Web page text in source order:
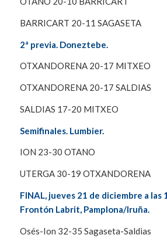
BARRICART 20-11 SAGASETA
2ª previa. Doneztebe.
OTXANDORENA 20-17 MITXEO
OTXANDORENA 20-17 SALDIAS
SALDIAS 17-20 MITXEO
Semifinales. Lumbier.
ION 23-30 OTANO
UTERGA 30-19 OTXANDORENA
FINAL, jueves 21 de diciembre a las
Frontón Labrit, Pamplona/Iruña.
Osés-Ion 32-35 Sagaseta-Saldias